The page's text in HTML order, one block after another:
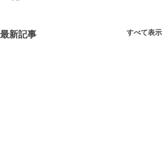
最新記事 すべて表示